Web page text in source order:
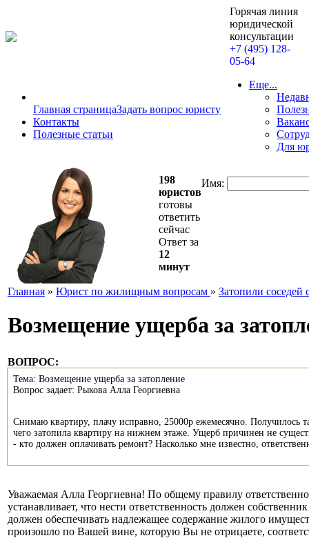
Горячая линия
юридической
консультации
+7 (495) 128-
05-64
Главная страницаЗадать вопрос юристу
Контакты
Полезные статьи
Еще...
Для
198
юристов
готовы
ответить
сейчас
Ответ за
12
минут
Имя:
Главная » Юрист по жилищным вопросам » Затопили соседей
Возмещение ущерба за
ВОПРОС:
Тема: Возмещение ущерба за затопление
Вопрос задает: Рыкова Алла Георгиевна
Снимаю квартиру, плачу исправно, 25000р ежемесячно. Получилось
чего затопила квартиру на нижнем этаже. Ущерб причинен не
- кто должен оплачивать ремонт? Насколько мне известно,
Уважаемая Алла Георгиевна! По общему правилу
устанавливает, что нести ответственность должен
должен обеспечивать надлежащее содержание жилого
произошло по Вашей вине, которую Вы не отрицаете,